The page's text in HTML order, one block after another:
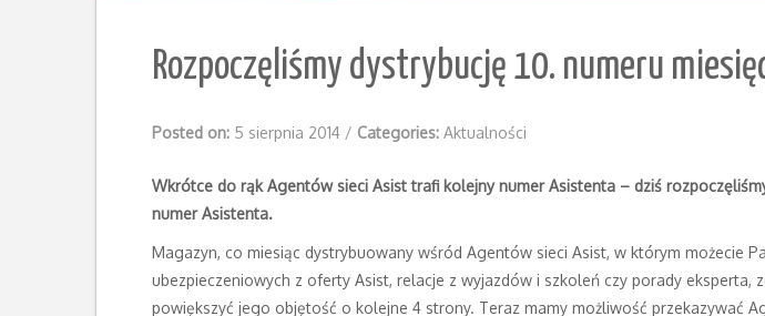
Rozpoczęliśmy dystrybucję 10. numeru
Posted on: 5 sierpnia 2014 / Categories: Aktualności
Wkrótce do rąk Agentów sieci Asist trafi kolejny numer Asistenta – dziś
numer Asistenta.
Magazyn, co miesiąc dystrybuowany wśród Agentów sieci Asist, w którym możecie
ubezpieczeniowych z oferty Asist, relacje z wyjazdów i szkoleń czy porady
powiększyć jego objętość o kolejne 4 strony. Teraz mamy możliwość przekazywać